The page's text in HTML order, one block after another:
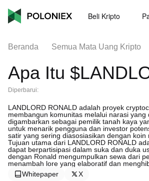
Beli Kripto
Beranda Semua Mata Uang Kripto
Apa Itu
Diperbarui:
LANDLORD RONALD adalah proyek
membangun komunitas melalui narasi
digambarkan sebagai pemilik tanah kaya
untuk menarik pengguna dan investor
satir yang sering diasosiasikan dengan koin
Tujuan utama dari LANDLORD RONALD
dapat berpartisipasi dalam suka dan duka
dengan Ronald mengumpulkan sewa dari
menambah lore yang elaboratif dan
Whitepaper
X